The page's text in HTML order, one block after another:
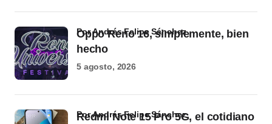
Oppo Reno 16, simplemente, bien
hecho
por Andrés Felipe Sánchez
5 agosto, 2026
Redmi Note 15 Pro 5G, el cotidiano
por Andrés Felipe Sánchez